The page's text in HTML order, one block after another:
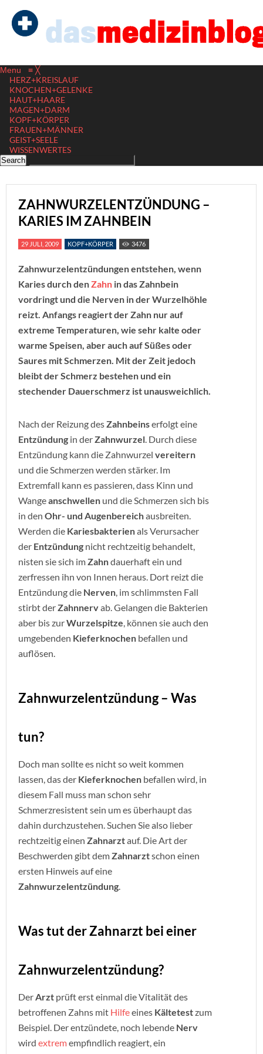
Menu ≡ ╳
HERZ+KREISLAUF
KNOCHEN+GELENKE
HAUT+HAARE
MAGEN+DARM
KOPF+KÖRPER
FRAUEN+MÄNNER
GEIST+SEELE
WISSENWERTES
ZAHNWURZELENTZÜNDUNG –
KARIES IM ZAHNBEIN
29 JULI, 2009 KOPF+KÖRPER 3476
Zahnwurzelentzündungen entstehen, wenn
Karies durch denZahn in das Zahnbein
vordringt und die Nerven in der Wurzelhöhle
reizt. Anfangs reagiert der Zahn nur auf
extreme Temperaturen, wie sehr kalte oder
warme Speisen, aber auch auf Süßes oder
Saures mit Schmerzen. Mit der Zeit jedoch
bleibt der Schmerz bestehen und ein
stechender Dauerschmerz ist unausweichlich.
Nach der Reizung desZahnbeinserfolgt eine
Entzündung in derZahnwurzel. Durch diese
Entzündung kann die Zahnwurzel vereitern
und die Schmerzen werden stärker. Im
Extremfall kann es passieren, dass Kinn und
Wangeanschwellen und die Schmerzen sich bis
in den Ohr- und Augenbereichausbreiten.
Werden die Kariesbakterienals Verursacher
der Entzündung nicht rechtzeitig behandelt,
nisten sie sich imZahndauerhaft ein und
zerfressen ihn von Innen heraus. Dort reizt die
Entzündung die Nerven, im schlimmsten Fall
stirbt derZahnnervab. Gelangen die Bakterien
aber bis zurWurzelspitze, können sie auch den
umgebenden Kieferknochen befallen und
auflösen.
Zahnwurzelentzündung – Was
tun?
Doch man sollte es nicht so weit kommen
lassen, das der Kieferknochen befallen wird, in
diesem Fall muss man schon sehr
Schmerzresistent sein um es überhaupt das
dahin durchzustehen. Suchen Sie also lieber
rechtzeitig einen Zahnarztauf. Die Art der
Beschwerden gibt demZahnarztschon einen
ersten Hinweis auf eine
Zahnwurzelentzündung.
Was tut der Zahnarzt bei einer
Zahnwurzelentzündung?
DerArzt prüft erst einmal die Vitalität des
betroffenen Zahns mit Hilfeeines Kältetestzum
Beispiel. Der entzündete, noch lebende Nerv
wird extremempfindlich reagiert, ein